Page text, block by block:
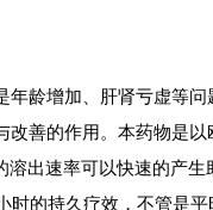
龄增加、肝肾亏虚等
善的作用。本药物是以
出速率可以快速的产
的持久疗效，不管是